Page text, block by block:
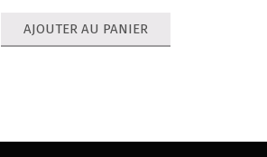
AJOUTER AU PANIER